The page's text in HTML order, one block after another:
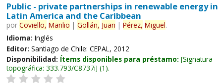
Public - private partnerships in renewable energy in
Latin America and the Caribbean
por Coviello, Manlio | Gollán, Juan | Pérez, Miguel.
Idioma: Inglés
Editor: Santiago de Chile: CEPAL, 2012
Disponibilidad: Ítems disponibles para préstamo: Signatura
topográfica: 333.793/C8737i (1).